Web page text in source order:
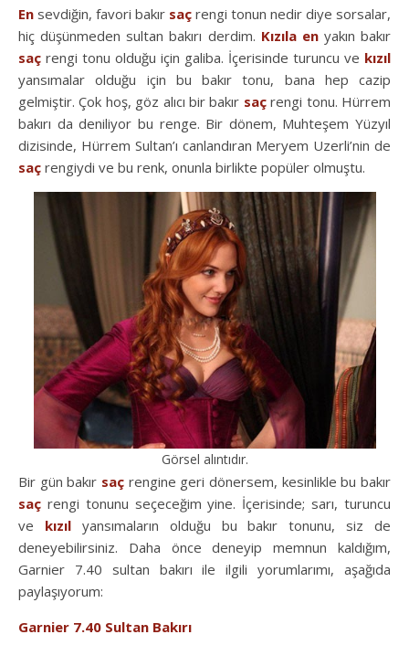
En sevdiğin, favori bakır saç rengi tonun nedir diye sorsalar,
hiç düşünmeden sultan bakırı derdim. Kızıla enyakın bakır
saç rengi tonu olduğu için galiba. İçerisinde turuncu ve kızıl
yansımalar olduğu için bu bakır tonu, bana hep cazip
gelmiştir. Çok hoş, göz alıcı bir bakır saçrengi tonu. Hürrem
bakırı da deniliyor bu renge. Bir dönem, Muhteşem Yüzyıl
dizisinde, Hürrem Sultan’ı canlandıran Meryem Uzerli’nin de
saç rengiydi ve bu renk, onunla birlikte popüler olmuştu.
Görsel alıntıdır.
Bir gün bakır saç rengine geri dönersem, kesinlikle bu bakır
saç rengi tonunu seçeceğim yine. İçerisinde; sarı, turuncu
ve kızılyansımaların olduğu bu bakır tonunu, siz de
deneyebilirsiniz. Daha önce deneyip memnun kaldığım,
Garnier 7.40 sultan bakırı ile ilgili yorumlarımı, aşağıda
paylaşıyorum:
Garnier 7.40 Sultan Bakırı